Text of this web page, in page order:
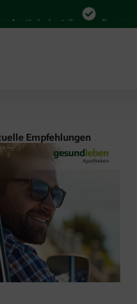
bestellen Bequem
Empfehlungen